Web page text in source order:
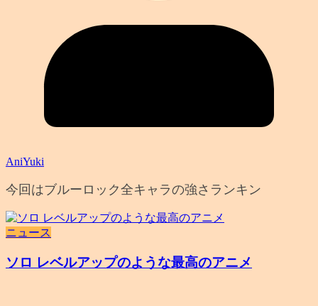
AniYuki
今回はブルーロック全キャラの強さランキン
ニュース
ソロ レベルアップのような最高のアニメ